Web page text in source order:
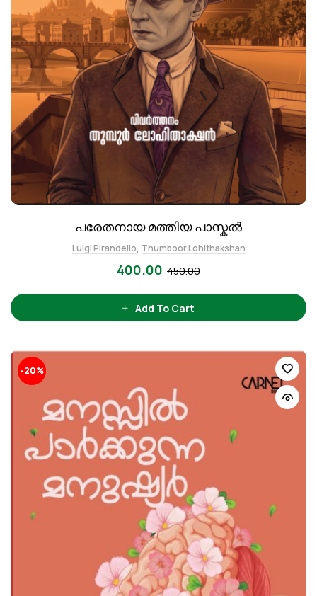
പരേതനായ മത്തിയ പാസ്കൽ
Luigi Pirandello, Thumboor Lohithakshan
450.00
400.00
Add To Cart
-20%